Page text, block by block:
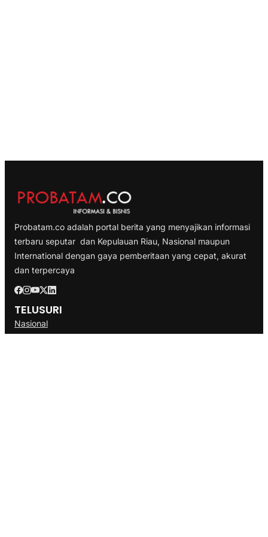
Probatam.co adalah portal berita yang menyajikan informasi
terbaru seputar dan Kepulauan Riau, Nasional maupun
International dengan gaya pemberitaan yang cepat, akurat
dan terpercaya
TELUSURI
Nasional